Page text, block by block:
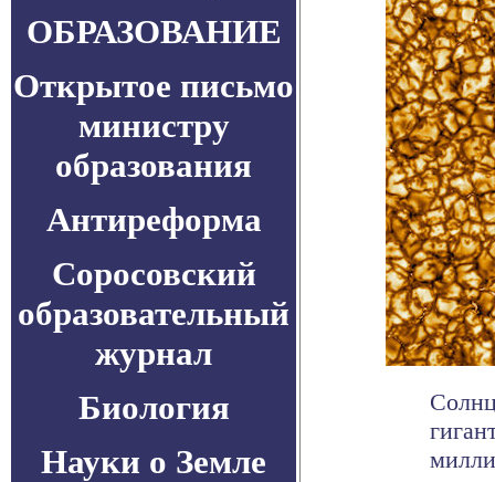
ОБРАЗОВАНИЕ
Открытое письмо
министру
образования
Антиреформа
Соросовский
образовательный
журнал
Биология
Науки о Земле